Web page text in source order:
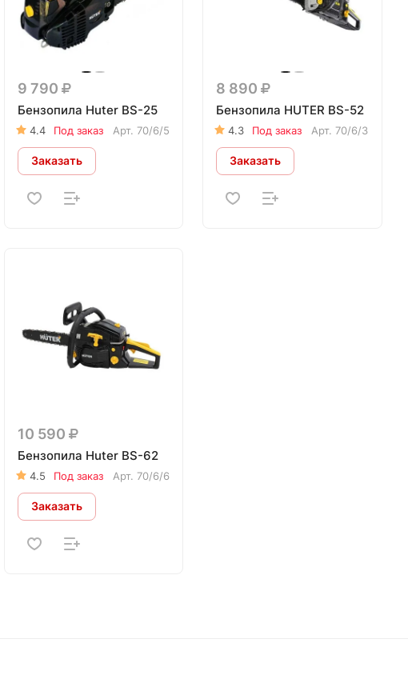
9 790
Бензопила Huter BS-25
4.4 Под заказ Арт. 70/6/5
Заказать
8 890
Бензопила HUTER BS-52
4.3 Под заказ Арт. 70/6/3
Заказать
10 590
Бензопила Huter BS-62
4.5 Под заказ Арт. 70/6/6
Заказать